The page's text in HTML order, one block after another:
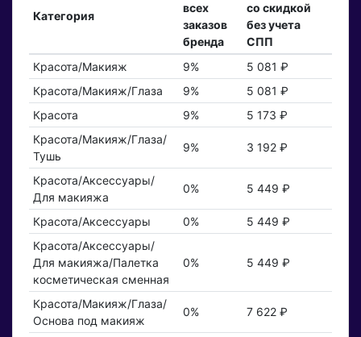
Категория
всех
заказов
бренда
со скидкой
без учета
СПП
Красота/Макияж
9%
5 081 ₽
Красота/Макияж/Глаза
9%
5 081 ₽
Красота
9%
5 173 ₽
Красота/Макияж/Глаза/
Тушь
9% 3 192 ₽
Красота/Аксессуары/
Для макияжа
0% 5 449 ₽
Красота/Аксессуары 0%
5 449 ₽
Красота/Аксессуары/
Для макияжа/Палетка
косметическая сменная
0% 5 449 ₽
Красота/Макияж/Глаза/
Основа под макияж
0% 7 622 ₽